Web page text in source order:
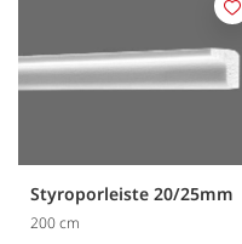
Styroporleiste 20/25mm
200 cm